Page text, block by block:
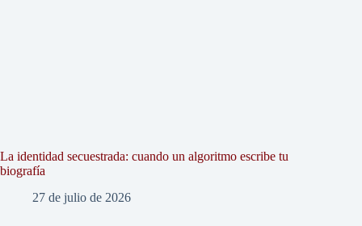
La identidad secuestrada: cuando un algoritmo escribe tu
biografía
27 de julio de 2026